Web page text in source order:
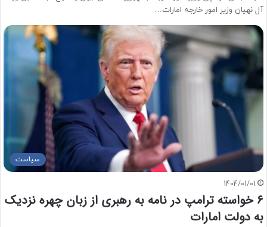
آل نهیان وزیر امور خارجه امارات…
سیاست
1404/01/01
۶ خواسته ترامپ در نامه به رهبری از زبان چهره نزدیک
به دولت امارات